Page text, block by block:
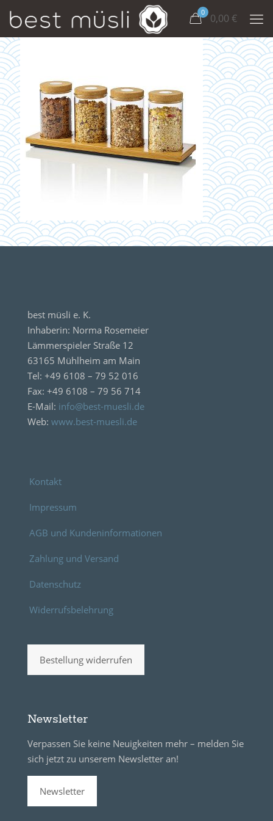
0 0,00 €
best müsli e. K.
Inhaberin: Norma Rosemeier
Lämmerspieler Straße 12
63165 Mühlheim am Main
Tel: +49 6108 – 79 52 016
Fax: +49 6108 – 79 56 714
E-Mail: info@best-muesli.de
Web: www.best-muesli.de
Kontakt
Impressum
AGB und Kundeninformationen
Zahlung und Versand
Datenschutz
Widerrufsbelehrung
Bestellung widerrufen
Newsletter
Verpassen Sie keine Neuigkeiten mehr – melden Sie
sich jetzt zu unserem Newsletter an!
Newsletter